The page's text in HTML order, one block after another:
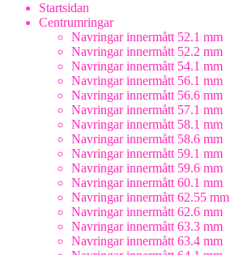
Startsidan
Centrumringar
Navringar innermått 52.1 mm
Navringar innermått 52.2 mm
Navringar innermått 54.1 mm
Navringar innermått 56.1 mm
Navringar innermått 56.6 mm
Navringar innermått 57.1 mm
Navringar innermått 58.1 mm
Navringar innermått 58.6 mm
Navringar innermått 59.1 mm
Navringar innermått 59.6 mm
Navringar innermått 60.1 mm
Navringar innermått 62.55 mm
Navringar innermått 62.6 mm
Navringar innermått 63.3 mm
Navringar innermått 63.4 mm